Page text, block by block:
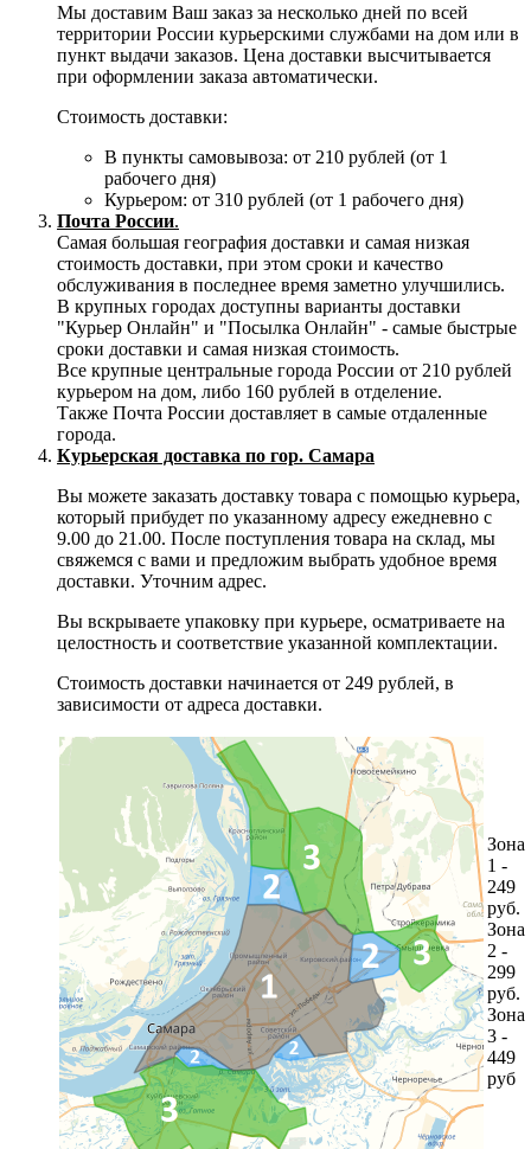
Мы доставим Ваш заказ за несколько дней по всей
территории России курьерскими службами на дом или в
пункт выдачи заказов. Цена доставки высчитывается
при оформлении заказа автоматически.
Стоимость доставки:
В пункты самовывоза: от 210 рублей (от 1
рабочего дня)
Курьером: от 310 рублей (от 1 рабочего дня)
Почта России.
Самая большая география доставки и самая низкая
стоимость доставки, при этом сроки и качество
обслуживания в последнее время заметно улучшились.
В крупных городах доступны варианты доставки
"Курьер Онлайн" и "Посылка Онлайн" - самые быстрые
сроки доставки и самая низкая стоимость.
Все крупные центральные города России от 210 рублей
курьером на дом, либо 160 рублей в отделение.
Также Почта России доставляет в самые отдаленные
города.
Курьерская доставка по гор. Самара
Вы можете заказать доставку товара с помощью курьера,
который прибудет по указанному адресу ежедневно с
9.00 до 21.00. После поступления товара на склад, мы
свяжемся с вами и предложим выбрать удобное время
доставки. Уточним адрес.
Вы вскрываете упаковку при курьере, осматриваете на
целостность и соответствие указанной комплектации.
Стоимость доставки начинается от 249 рублей, в
зависимости от адреса доставки.
Зона
1 -
249
руб.
Зона
2 -
299
руб.
Зона
3 -
449
руб